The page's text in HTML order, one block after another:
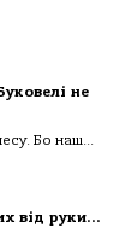
не
Бо наш...
від руки…